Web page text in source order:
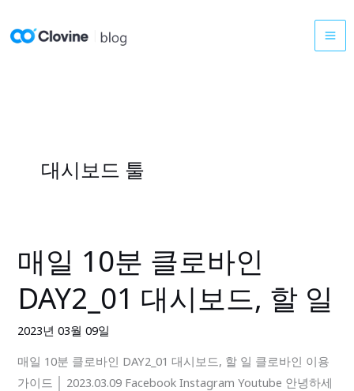
텐
대시보드 툴
매일 10분 클로바인
DAY2_01 대시보드, 할 일
2023년 03월 09일
매일 10분 클로바인 DAY2_01 대시보드, 할 일 클로바인 이용
가이드 │ 2023.03.09 Facebook Instagram Youtube 안녕하세
매
일
10
클
로
바